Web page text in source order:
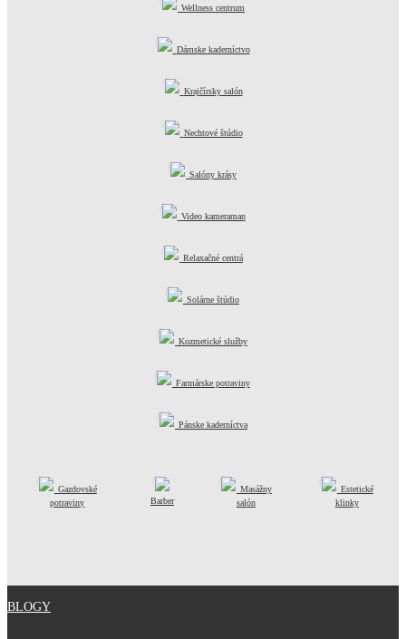
Wellness centrum
Dámske kaderníctvo
Krajčírsky salón
Nechtové štúdio
Salóny krásy
Video kameraman
Relaxačné centrá
Solárne štúdio
Kozmetické služby
Farmárske potraviny
Pánske kaderníctva
Gazdovské
potraviny
Barber
Masážny
salón
Estetické
klinky
BLOGY